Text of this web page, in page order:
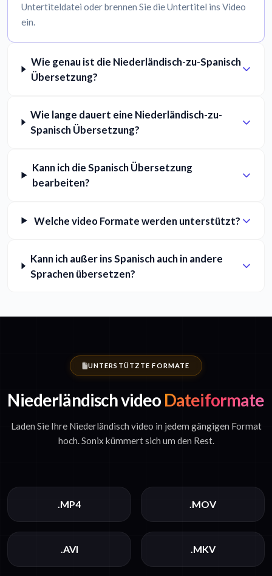
Untertiteldatei oder brennen Sie die Untertitel ins Video
ein.
Wie genau ist die Niederländisch-zu-Spanisch
Übersetzung?
Wie lange dauert eine Niederländisch-zu-
Spanisch Übersetzung?
Kann ich die Spanisch Übersetzung
bearbeiten?
Welche video Formate werden unterstützt?
Kann ich außer ins Spanisch auch in andere
Sprachen übersetzen?
UNTERSTÜTZTE FORMATE
Niederländisch video Dateiformate
Laden Sie Ihre Niederländisch video in jedem gängigen Format
hoch. Sonix kümmert sich um den Rest.
.MP4 .MOV
.AVI .MKV